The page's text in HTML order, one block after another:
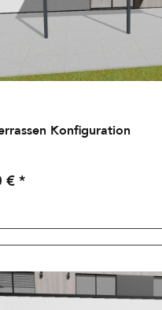
Konfiguration
€ *